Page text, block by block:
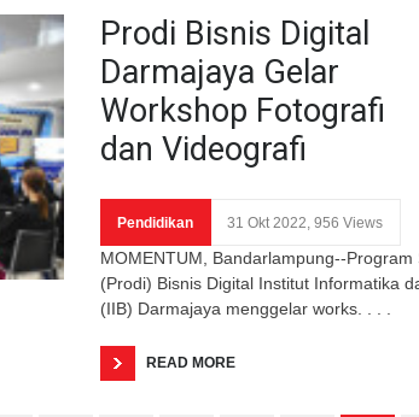
Prodi Bisnis Digital
Darmajaya Gelar
Workshop Fotografi
dan Videografi
Pendidikan 31 Okt 2022, 956 Views
MOMENTUM, Bandarlampung--Program
(Prodi) Bisnis Digital Institut Informatika
(IIB) Darmajaya menggelar works. . . .
READ MORE